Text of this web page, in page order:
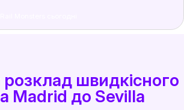
швидкісного
Madrid до Sevilla